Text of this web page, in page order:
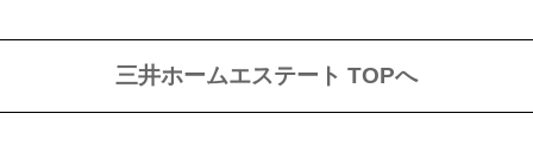
三井ホームエステート TOPへ